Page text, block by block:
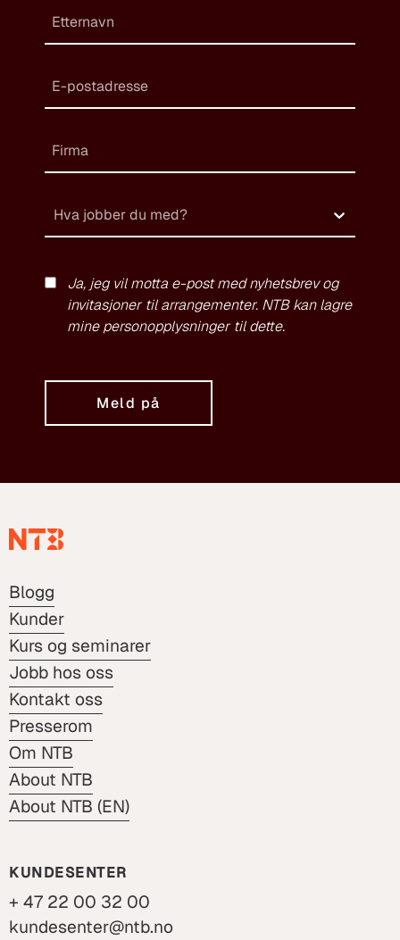
Hva jobber du med?
Ja, jeg vil motta e-post med nyhetsbrev og
invitasjoner til arrangementer. NTB kan lagre
mine personopplysninger til dette.
Meld på
Blogg
Kunder
Kurs og seminarer
Jobb hos oss
Kontakt oss
Presserom
Om NTB
About NTB
About NTB (EN)
KUNDESENTER
+ 47 22 00 32 00
kundesenter@ntb.no